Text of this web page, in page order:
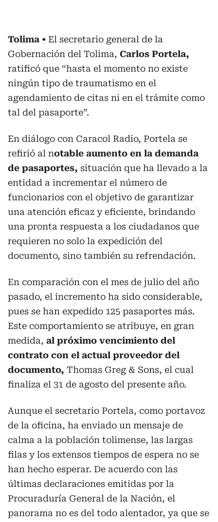
Tolima
El secretario general de la
Gobernación del Tolima, Carlos Portela,
ratificó que “hasta el momento no existe
ningún tipo de traumatismo en el
agendamiento de citas ni en el trámite como
tal del pasaporte”.
En diálogo con Caracol Radio, Portela se
refirió al notable aumento en la demanda
de pasaportes, situación que ha llevado a la
entidad a incrementar el número de
funcionarios con el objetivo de garantizar
una atención eficaz y eficiente, brindando
una pronta respuesta a los ciudadanos que
requieren no solo la expedición del
documento, sino también su refrendación.
En comparación con el mes de julio del año
pasado, el incremento ha sido considerable,
pues se han expedido 125 pasaportes más.
Este comportamiento se atribuye, en gran
medida, al próximo vencimiento del
contrato con el actual proveedor del
documento, Thomas Greg & Sons, el cual
finaliza el 31 de agosto del presente año.
Aunque el secretario Portela, como portavoz
de la oficina, ha enviado un mensaje de
calma a la población tolimense, las largas
filas y los extensos tiempos de espera no se
han hecho esperar. De acuerdo con las
últimas declaraciones emitidas por la
Procuraduría General de la Nación, el
panorama no es del todo alentador, ya que se